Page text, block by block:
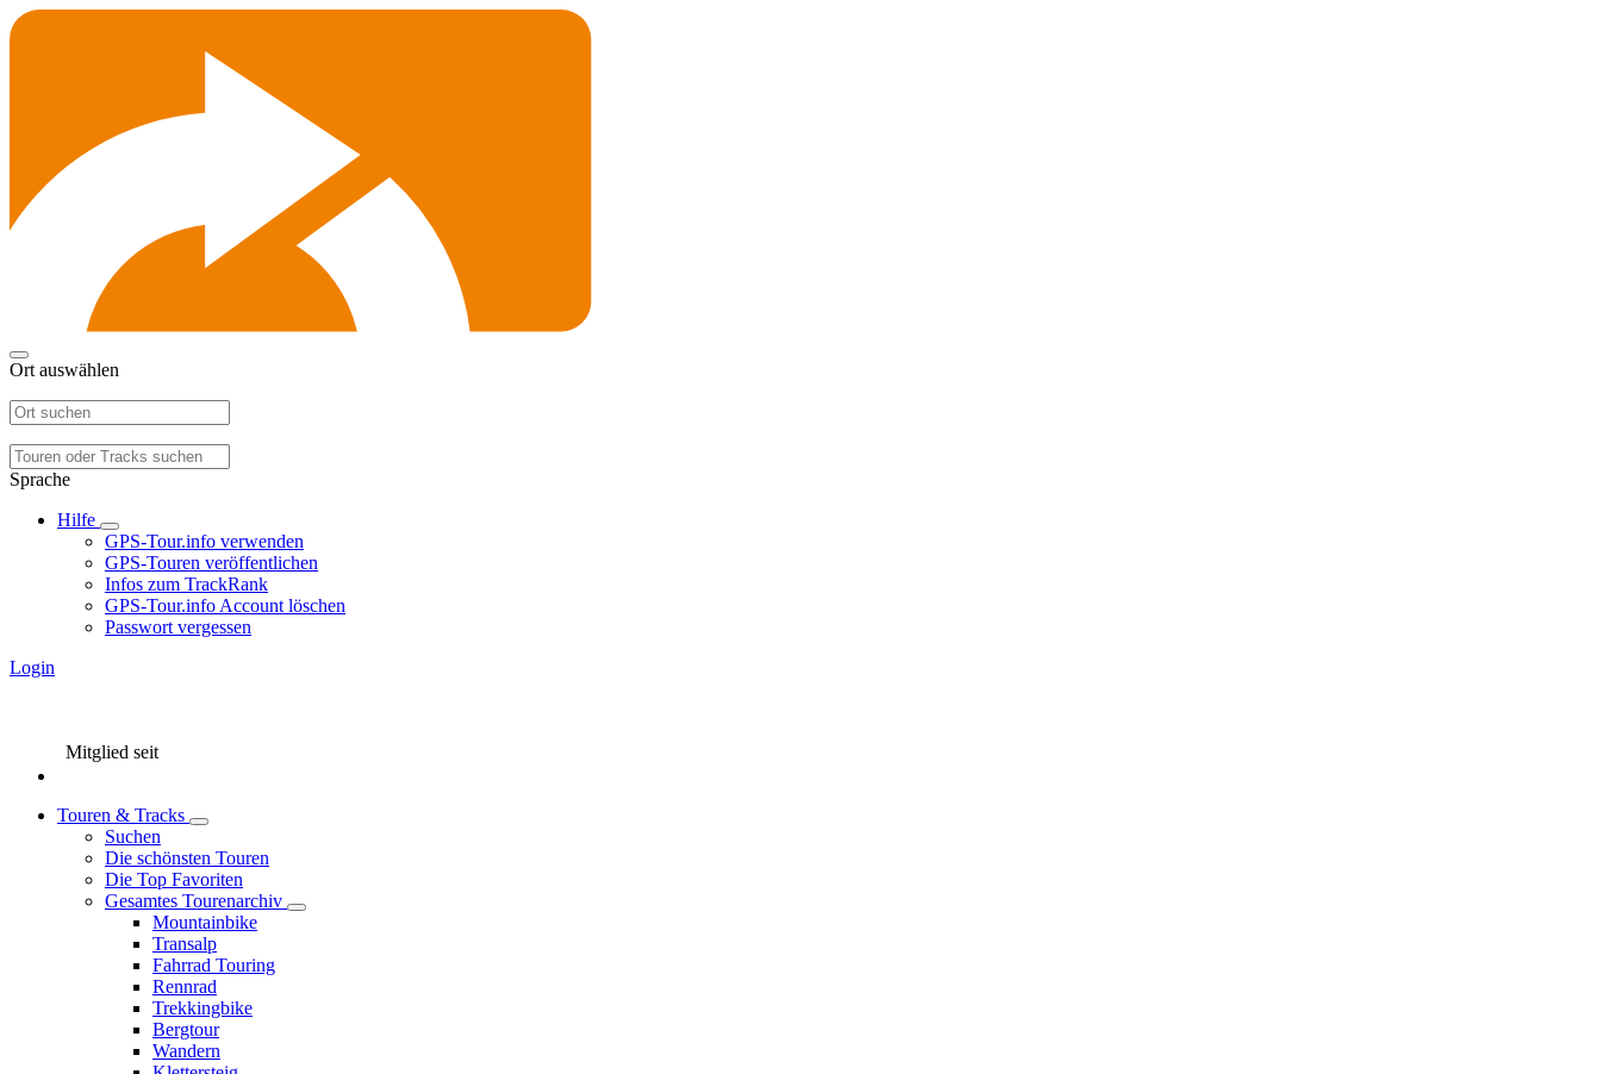
Ort auswählen
Sprache
Hilfe
GPS-Tour.info verwenden
GPS-Touren veröffentlichen
Infos zum TrackRank
GPS-Tour.info Account löschen
Passwort vergessen
Login
Mitglied seit
Touren & Tracks
Suchen
Die schönsten Touren
Die Top Favoriten
Gesamtes Tourenarchiv
Mountainbike
Transalp
Fahrrad Touring
Rennrad
Trekkingbike
Bergtour
Wandern